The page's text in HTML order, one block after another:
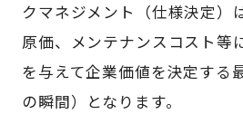
クマネジメント（仕様決定）
原価、メンテナンスコスト等
を与えて企業価値を決定する
の瞬間）となります。